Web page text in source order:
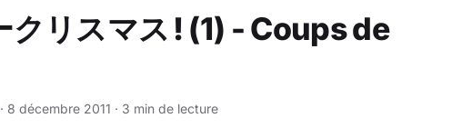
クリスマス ! (1) - Coups de
· 8 décembre 2011 · 3 min de lecture